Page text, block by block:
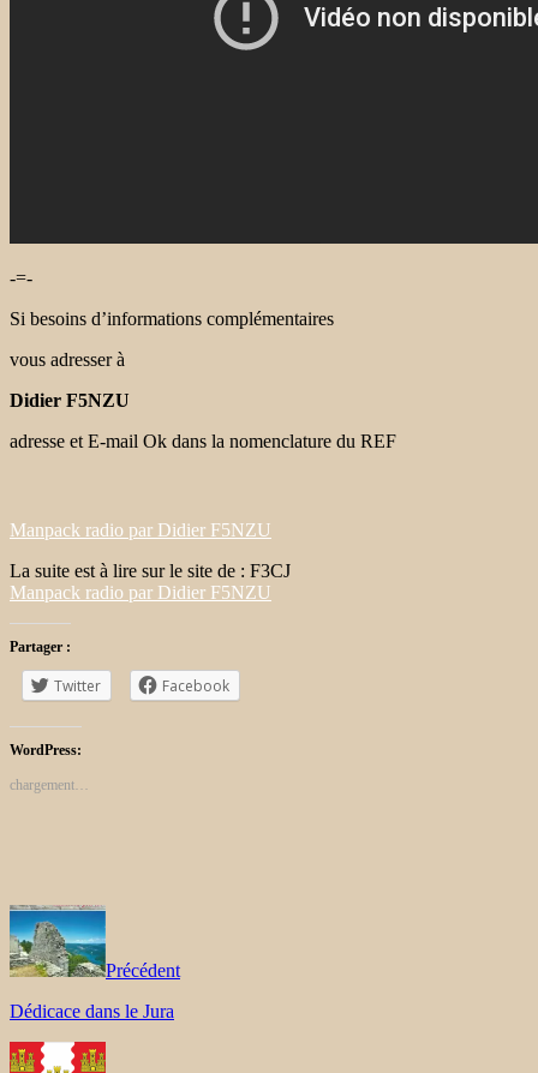
-=-
Si besoins d’informations complémentaires
vous adresser à
Didier F5NZU
adresse et E-mail Ok dans la nomenclature du REF
Manpack radio par Didier F5NZU
La suite est à lire sur le site de : F3CJ
Manpack radio par Didier F5NZU
Partager :
Twitter Facebook
WordPress:
chargement…
Précédent
Dédicace dans le Jura